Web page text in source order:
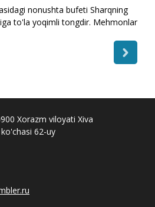
nonushta bufeti Sharqning
to'la yoqimli tongdir. Mehmonlar
Xorazm viloyati Xiva
62-uy